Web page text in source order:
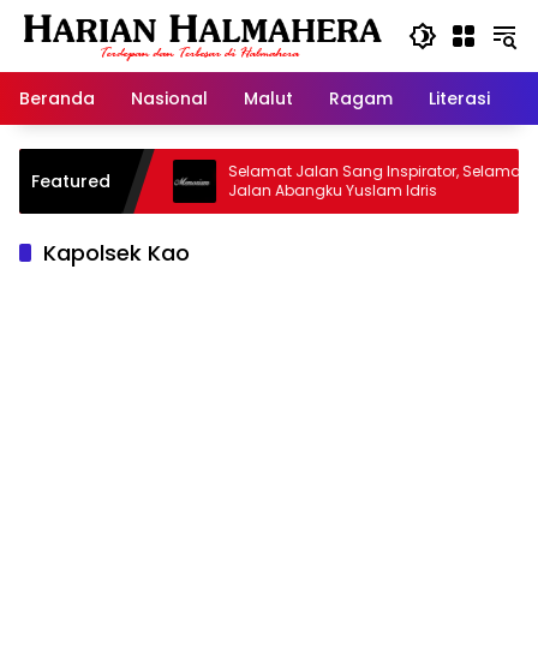
Langsung
Beranda
Nasional Malut Ragam Literasi
Featured
Warisan
Selamat Jalan Sang Inspirator, Selamat
Jalan Abangku Yuslam Idris
Kapolsek Kao